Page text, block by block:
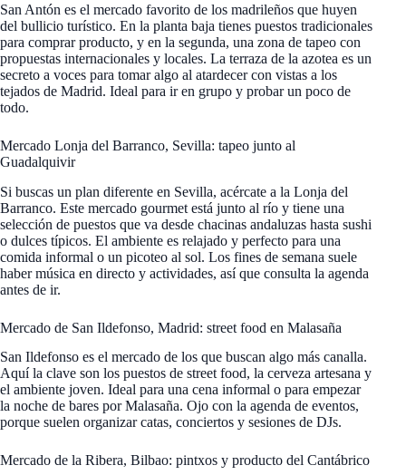
San Antón es el mercado favorito de los madrileños que huyen
del bullicio turístico. En la planta baja tienes puestos tradicionales
para comprar producto, y en la segunda, una zona de tapeo con
propuestas internacionales y locales. La terraza de la azotea es un
secreto a voces para tomar algo al atardecer con vistas a los
tejados de Madrid. Ideal para ir en grupo y probar un poco de
todo.
Mercado Lonja del Barranco, Sevilla: tapeo junto al
Guadalquivir
Si buscas un plan diferente en Sevilla, acércate a la Lonja del
Barranco. Este mercado gourmet está junto al río y tiene una
selección de puestos que va desde chacinas andaluzas hasta sushi
o dulces típicos. El ambiente es relajado y perfecto para una
comida informal o un picoteo al sol. Los fines de semana suele
haber música en directo y actividades, así que consulta la agenda
antes de ir.
Mercado de San Ildefonso, Madrid: street food en Malasaña
San Ildefonso es el mercado de los que buscan algo más canalla.
Aquí la clave son los puestos de street food, la cerveza artesana y
el ambiente joven. Ideal para una cena informal o para empezar
la noche de bares por Malasaña. Ojo con la agenda de eventos,
porque suelen organizar catas, conciertos y sesiones de DJs.
Mercado de la Ribera, Bilbao: pintxos y producto del Cantábrico